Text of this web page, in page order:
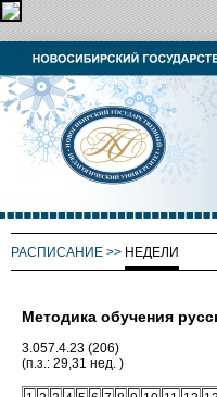
РАСПИСАНИЕ >> НЕДЕЛИ
Методика обучения
3.057.4.23 (206)
(п.з.: 29,31 нед. )